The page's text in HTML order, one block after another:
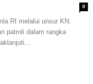
0
RI melalui unsur KN.
patroli dalam rangka